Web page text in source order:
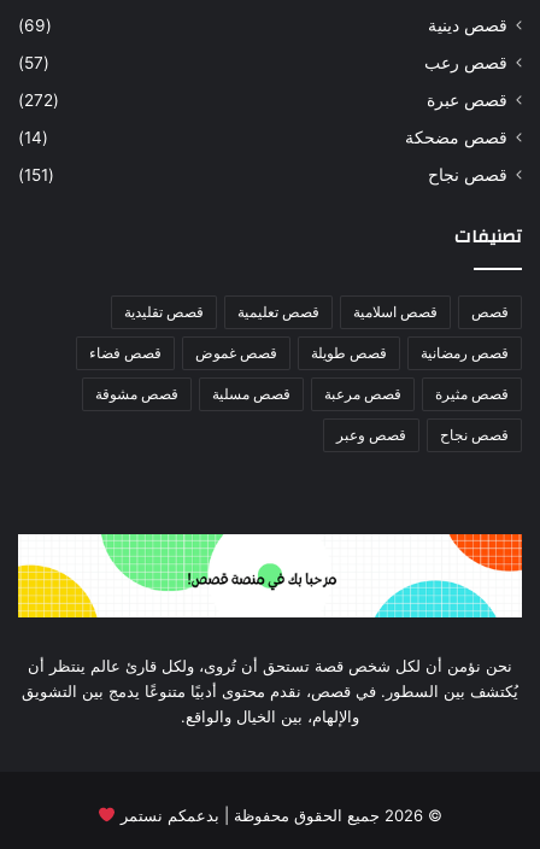
قصص دينية
(69)
قصص رعب
(57)
قصص عبرة
(272)
قصص مضحكة
(14)
قصص نجاح
(151)
تصنيفات
قصص قصص اسلامية قصص تعليمية قصص تقليدية
قصص رمضانية قصص طويلة قصص غموض قصص فضاء
قصص مثيرة قصص مرعبة قصص مسلية قصص مشوقة
قصص نجاح قصص وعبر
نحن نؤمن أن لكل شخص قصة تستحق أن تُروى، ولكل قارئ عالم ينتظر أن
يُكتشف بين السطور. في قصص، نقدم محتوى أدبيًا متنوعًا يدمج بين التشويق
والإلهام، بين الخيال والواقع.
©
2026 جميع الحقوق محفوظة | بدعمكم نستمر